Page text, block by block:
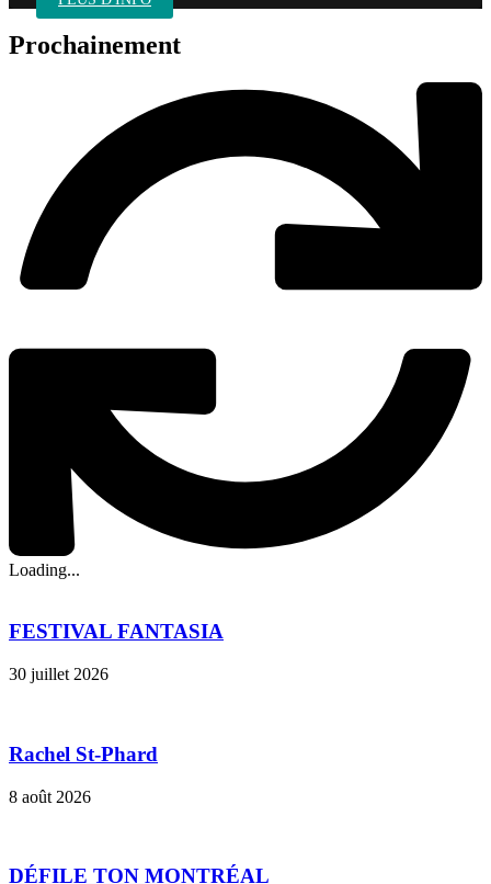
Prochainement
Loading...
FESTIVAL FANTASIA
30 juillet 2026
Rachel St-Phard
8 août 2026
DÉFILE TON MONTRÉAL